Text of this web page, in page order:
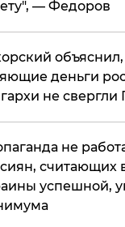
— Федоров
деньги
не свергли
не
считающих
успешной,